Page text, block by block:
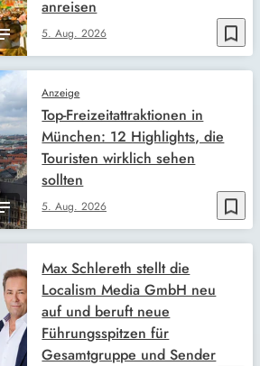
bookmark_border
5. Aug. 2026
anreisen
bookmark_border
Anzeige
5. Aug. 2026
Top-Freizeitattraktionen in
München: 12 Highlights, die
Touristen wirklich sehen
sollten
Max Schlereth stellt die
Localism Media GmbH neu
auf und beruft neue
Führungsspitzen für
Gesamtgruppe und Sender